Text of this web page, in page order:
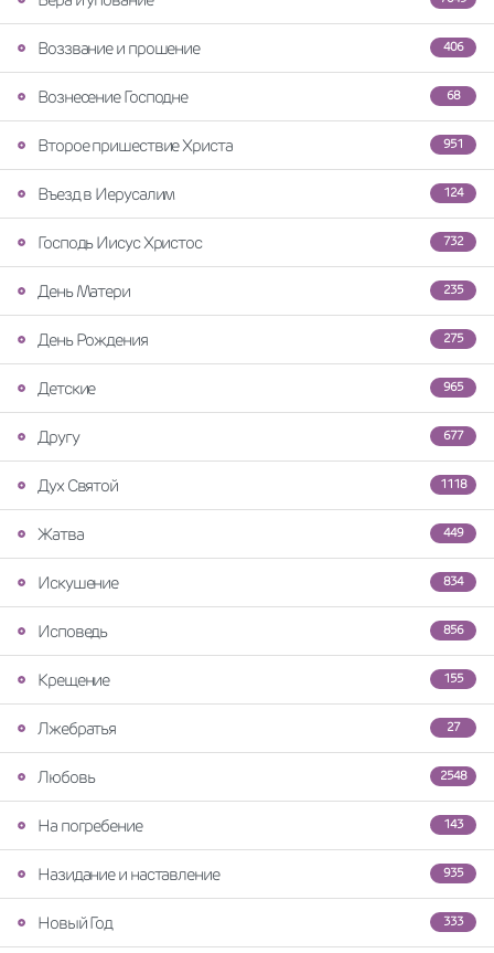
406
Воззвание и прошение
68
Вознесение Господне
951
Второе пришествие Христа
124
Въезд в Иерусалим
732
Господь Иисус Христос
235
День Матери
275
День Рождения
965
Детские
677
Другу
1118
Дух Святой
449
Жатва
834
Искушение
856
Исповедь
155
Крещение
27
Лжебратья
2548
Любовь
143
На погребение
935
Назидание и наставление
333
Новый Год